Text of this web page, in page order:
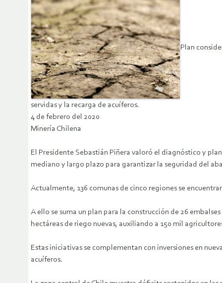
Plan
servidas y la recarga de acuíferos.
4 de febrero del 2020
Minería Chilena
El Presidente Sebastián Piñera valoró el diagnóstico y
mediano y largo plazo para garantizar la seguridad del
Actualmente, 136 comunas de cinco regiones se
A ello se suma un plan para la construcción de 26
hectáreas de riego nuevas, auxiliando a 150 mil
Estas iniciativas se complementan con inversiones en
acuíferos.